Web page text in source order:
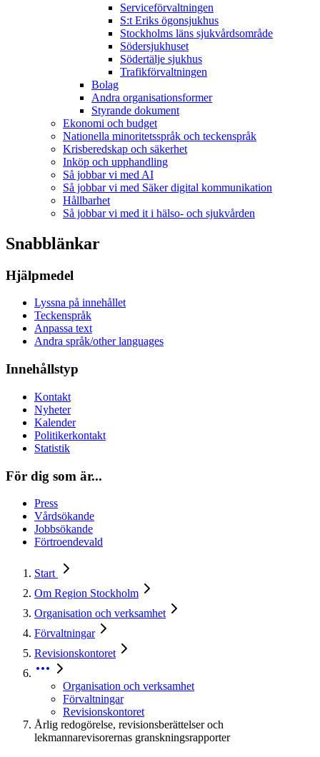
Serviceförvaltningen
S:t Eriks ögonsjukhus
Stockholms läns sjukvårdsområde
Södersjukhuset
Södertälje sjukhus
Trafikförvaltningen
Bolag
Andra organisationsformer
Styrande dokument
Ekonomi och budget
Nationella minoritetsspråk och teckenspråk
Krisberedskap och säkerhet
Inköp och upphandling
Så jobbar vi med AI
Så jobbar vi med Säker digital kommunikation
Hållbarhet
Så jobbar vi med it i hälso- och sjukvården
Snabblänkar
Hjälpmedel
Lyssna på innehållet
Teckenspråk
Anpassa text
Andra språk/other languages
Innehållstyp
Kontakt
Nyheter
Kalender
Politikerkontakt
Statistik
För dig som är...
Press
Vårdsökande
Jobbsökande
Förtroendevald
Start
Om Region Stockholm
Organisation och verksamhet
Förvaltningar
Revisionskontoret
Organisation och verksamhet
Förvaltningar
Revisionskontoret
Årlig redogörelse, revisionsberättelser och
lekmannarevisorernas granskningsrapporter